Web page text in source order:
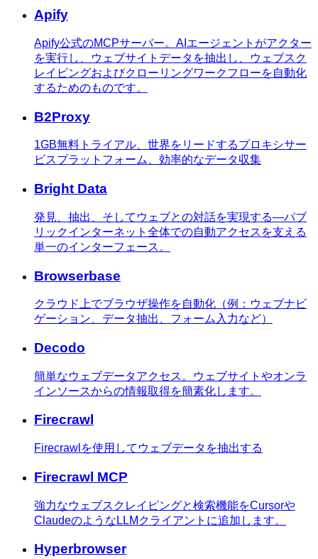
Apify
Apify公式のMCPサーバー。AIエージェントがアクター
を実行し、ウェブサイトデータを抽出し、ウェブスク
レイピングおよびクローリングワークフローを自動化
するためのものです。
B2Proxy
1GB無料トライアル、世界をリードするプロキシサー
ビスプラットフォーム、効率的なデータ収集
Bright Data
発見、抽出、そしてウェブとの対話を実現する—パブ
リックインターネット全体での自動アクセスを支える
単一のインターフェース。
Browserbase
クラウド上でブラウザ操作を自動化（例：ウェブナビ
ゲーション、データ抽出、フォーム入力など）
Decodo
簡単なウェブデータアクセス。ウェブサイトやオンラ
インソースからの情報取得を簡素化します。
Firecrawl
Firecrawlを使用してウェブデータを抽出する
Firecrawl MCP
強力なウェブスクレイピングと検索機能をCursorや
ClaudeのようなLLMクライアントに追加します。
Hyperbrowser